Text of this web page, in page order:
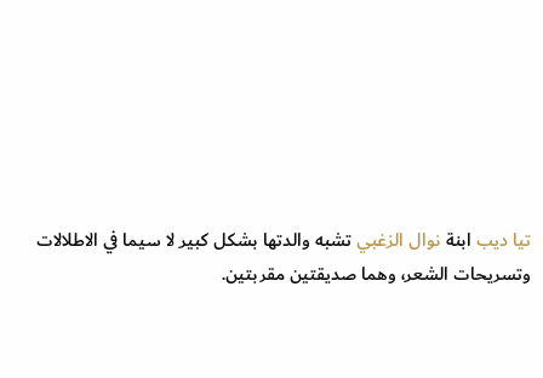
تيا ديبابنةنوال الزغبيتشبه والدتها بشكل كبير لا سيما في الاطلالات
وتسريحات الشعر، وهما صديقتين مقربتين.